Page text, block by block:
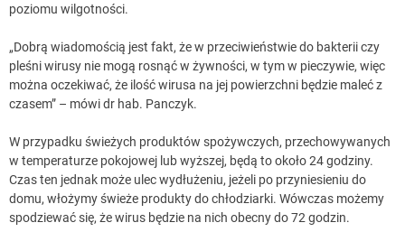
poziomu wilgotności.
„Dobrą wiadomością jest fakt, że w przeciwieństwie do bakterii czy
pleśni wirusy nie mogą rosnąć w żywności, w tym w pieczywie, więc
można oczekiwać, że ilość wirusa na jej powierzchni będzie maleć z
czasem” – mówi dr hab. Panczyk.
W przypadku świeżych produktów spożywczych, przechowywanych
w temperaturze pokojowej lub wyższej, będą to około 24 godziny.
Czas ten jednak może ulec wydłużeniu, jeżeli po przyniesieniu do
domu, włożymy świeże produkty do chłodziarki. Wówczas możemy
spodziewać się, że wirus będzie na nich obecny do 72 godzin.